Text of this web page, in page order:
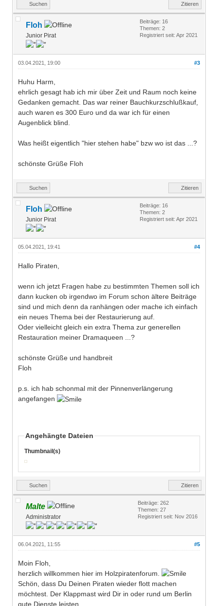
Suchen Zitieren
Floh
Junior Pirat
Beiträge: 16
Themen: 2
Registriert seit: Apr 2021
#3
03.04.2021, 19:00
Huhu Harm,
ehrlich gesagt hab ich mir über Zeit und Raum noch keine
Gedanken gemacht. Das war reiner Bauchkurzschlußkauf,
auch waren es 300 Euro und da war ich für einen
Augenblick blind.
Was heißt eigentlich "hier stehen habe" bzw wo ist das ...?
schönste Grüße Floh
Suchen Zitieren
Floh
Junior Pirat
Beiträge: 16
Themen: 2
Registriert seit: Apr 2021
#4
05.04.2021, 19:41
Hallo Piraten,
wenn ich jetzt Fragen habe zu bestimmten Themen soll ich
dann kucken ob irgendwo im Forum schon ältere Beiträge
sind und mich denn da ranhängen oder mache ich einfach
ein neues Thema bei der Restaurierung auf.
Oder vielleicht gleich ein extra Thema zur generellen
Restauration meiner Dramaqueen ...?
schönste Grüße und handbreit
Floh
p.s. ich hab schonmal mit der Pinnenverlängerung
angefangen
Angehängte Dateien
Thumbnail(s)
Suchen Zitieren
Malte
Administrator
Beiträge: 262
Themen: 27
Registriert seit: Nov 2016
#5
06.04.2021, 11:55
Moin Floh,
herzlich willkommen hier im Holzpiratenforum.
Schön, dass Du Deinen Piraten wieder flott machen
möchtest. Der Klappmast wird Dir in oder rund um Berlin
gute Dienste leisten.